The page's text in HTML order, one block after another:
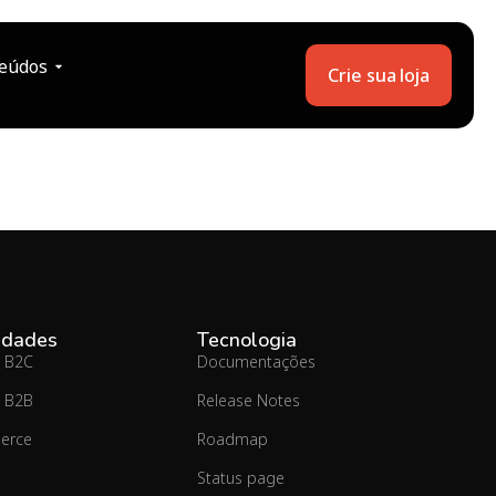
Crie sua loja
Tecnologia
Documentações
Release Notes
Roadmap
Status page